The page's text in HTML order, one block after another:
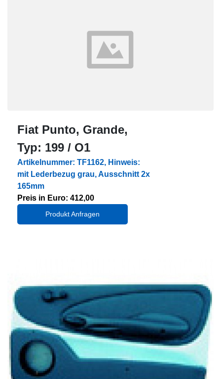
Fiat Punto, Grande,
Typ: 199 / O1
Artikelnummer: TF1162, Hinweis:
mit Lederbezug grau, Ausschnitt 2x
165mm
Preis in Euro: 412,00
Produkt Anfragen